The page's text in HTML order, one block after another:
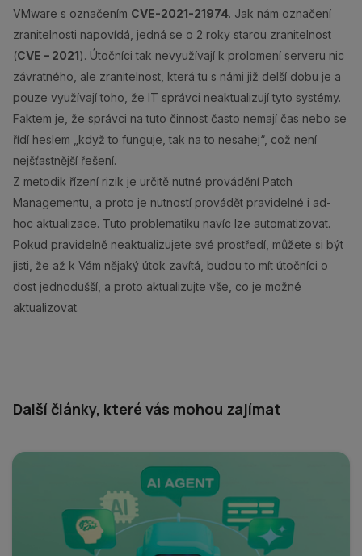
VMware s označením CVE-2021-21974. Jak nám označení
zranitelnosti napovídá, jedná se o 2 roky starou zranitelnost
(CVE – 2021). Útočníci tak nevyužívají k prolomení serveru nic
závratného, ale zranitelnost, která tu s námi již delší dobu je a
pouze využívají toho, že IT správci neaktualizují tyto systémy.
Faktem je, že správci na tuto činnost často nemají čas nebo se
řídí heslem „když to funguje, tak na to nesahej“, což není
nejšťastnější řešení.
Z metodik řízení rizik je určitě nutné provádění Patch
Managementu, a proto je nutností provádět pravidelné i ad-
hoc aktualizace. Tuto problematiku navíc lze automatizovat.
Pokud pravidelně neaktualizujete své prostředí, můžete si být
jisti, že až k Vám nějaký útok zavítá, budou to mít útočníci o
dost jednodušší, a proto aktualizujte vše, co je možné
aktualizovat.
Další články, které vás mohou zajímat